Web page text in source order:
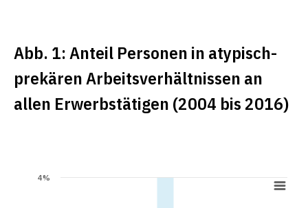
Abb. 1: Anteil Personen in atypisch-
prekären Arbeitsverhältnissen an
allen Erwerbstätigen (2004 bis 2016)
4%